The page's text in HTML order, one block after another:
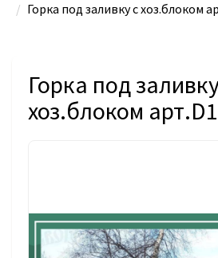
Горка под заливку с хоз.блоком
Горка под
хоз.блоком